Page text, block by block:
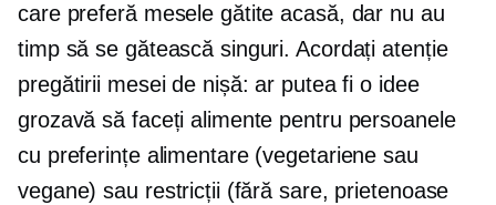
care preferă mesele gătite acasă, dar nu au
timp să se gătească singuri. Acordați atenție
pregătirii mesei de nișă: ar putea fi o idee
grozavă să faceți alimente pentru persoanele
cu preferințe alimentare (vegetariene sau
vegane) sau restricții (fără sare, prietenoase